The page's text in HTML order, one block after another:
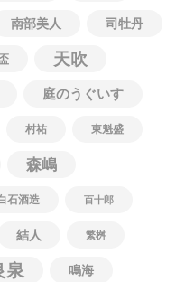
南部美人 司牡丹
天吹
庭のうぐいす
村祐 東魁盛
森嶋
石酒造 百十郎
結人 繁桝
泉 鳴海